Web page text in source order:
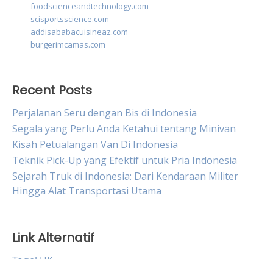
foodscienceandtechnology.com
scisportsscience.com
addisababacuisineaz.com
burgerimcamas.com
Recent Posts
Perjalanan Seru dengan Bis di Indonesia
Segala yang Perlu Anda Ketahui tentang Minivan
Kisah Petualangan Van Di Indonesia
Teknik Pick-Up yang Efektif untuk Pria Indonesia
Sejarah Truk di Indonesia: Dari Kendaraan Militer
Hingga Alat Transportasi Utama
Link Alternatif